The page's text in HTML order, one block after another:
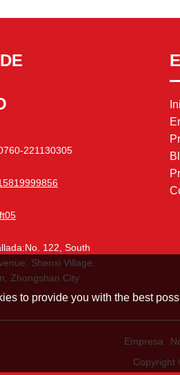
221130305
No. 122, South
Shenxi Village,
Zhongshan City
Empresa
Copyright
to provide you with the best